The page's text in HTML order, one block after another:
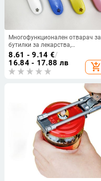
Многофункционален отварач за
бутилки за лекарства,
пластмасов
8.61 - 9.14 €/
16.84 - 17.88 лв
add_shopping_cart